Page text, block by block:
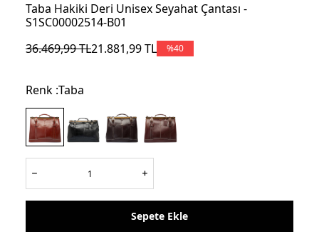
Taba Hakiki Deri Unisex Seyahat Çantası -
S1SC00002514-B01
36.469,99TL21.881,99TL %40
Renk :Taba
Sepete Ekle